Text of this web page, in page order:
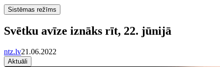
Sistēmas režīms
Svētku avīze iznāks rīt, 22. jūnijā
ntz.lv21.06.2022
Aktuāli